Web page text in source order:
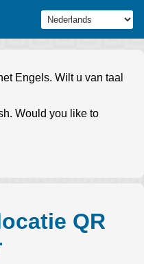
Engels. Wilt u van taal
Would you like to
QR